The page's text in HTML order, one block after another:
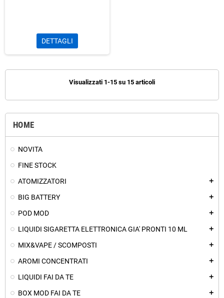
HOME
NOVITA
FINE STOCK
ATOMIZZATORI
add
BIG BATTERY add
POD MOD add
LIQUIDI SIGARETTA ELETTRONICA GIA' PRONTI 10 ML add
MIX&VAPE / SCOMPOSTI add
AROMI CONCENTRATI add
LIQUIDI FAI DA TE add
BOX MOD FAI DA TE add
DETTAGLI
Visualizzati 1-15 su 15 articoli